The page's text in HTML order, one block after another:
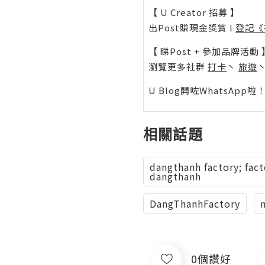
【 U Creator 招募 】
出Post賺現金獎賞 l 登記
【 睇Post + 參加品牌活動
瀏覽更多社群 打卡 丶 旅遊
U Blog開咗WhatsApp啦
相關話題
dangthanh factory;
dangthanh
DangThanhFactory
0個讚好